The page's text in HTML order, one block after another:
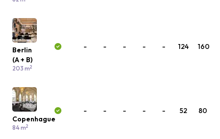
Berlin
(A + B)
203 m2
- - - - - 124 160
Copenhague
84 m2
- - - - - 52 80